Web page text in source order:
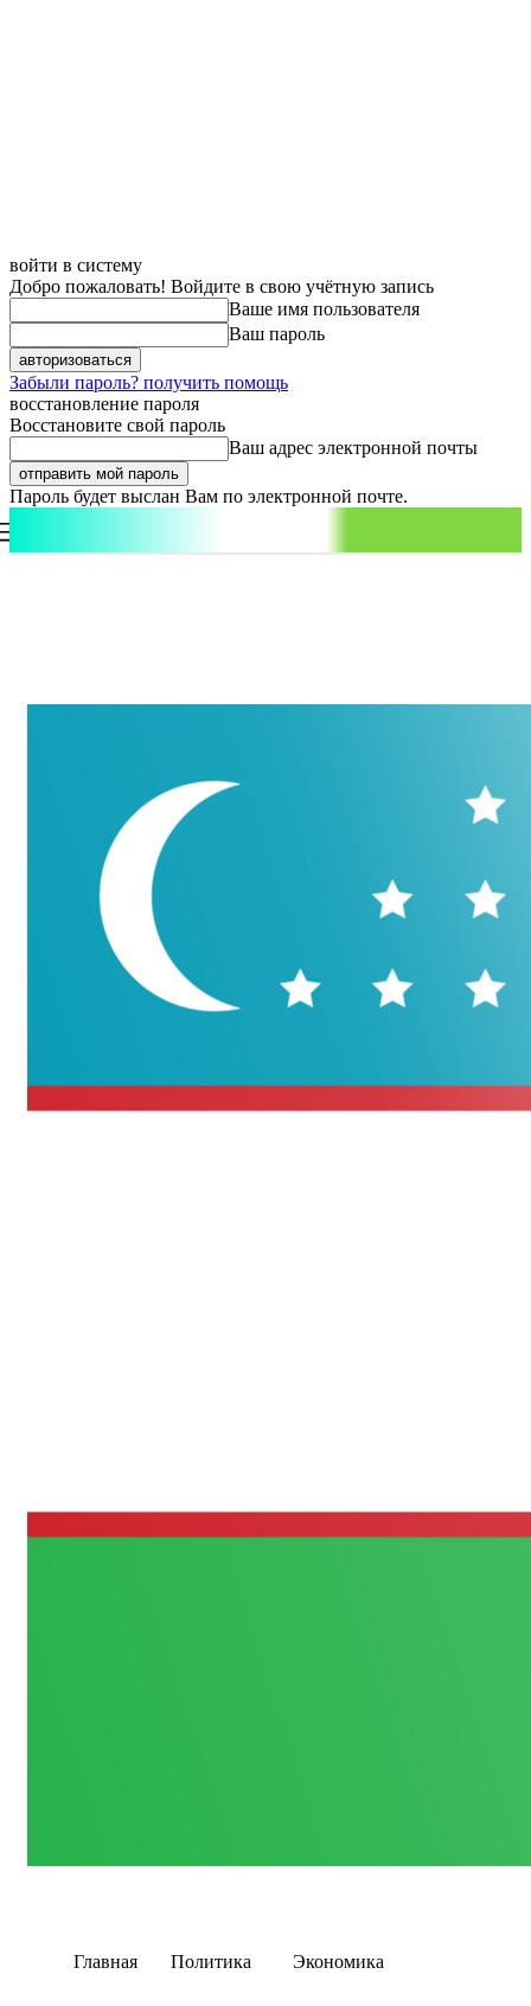
войти в систему
Добро пожаловать! Войдите в свою учётную запись
Ваше имя пользователя
Ваш пароль
Забыли пароль? получить помощь
восстановление пароля
Восстановите свой пароль
Ваш адрес электронной почты
Пароль будет выслан Вам по электронной почте.
Главная Политика Экономика